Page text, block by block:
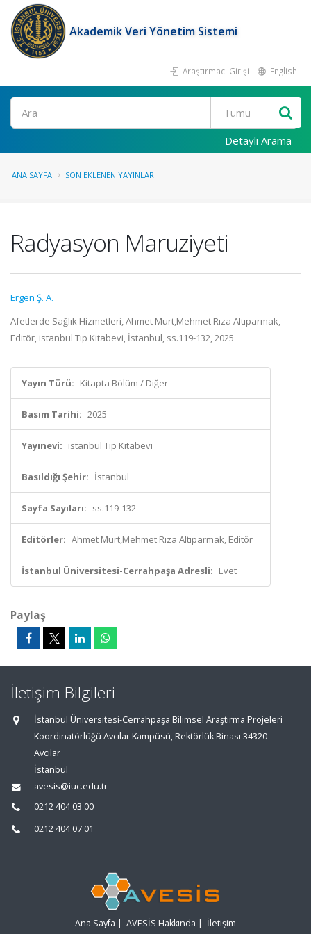
Akademik Veri Yönetim Sistemi
Araştırmacı Girişi English
Ara
Detaylı Arama
ANA SAYFA SON EKLENEN YAYINLAR
Radyasyon Maruziyeti
Ergen Ş. A.
Afetlerde Sağlık Hizmetleri, Ahmet Murt,Mehmet Rıza Altıparmak,
Editör, istanbul Tıp Kitabevi, İstanbul, ss.119-132, 2025
Yayın Türü: Kitapta Bölüm / Diğer
Basım Tarihi: 2025
Yayınevi: istanbul Tıp Kitabevi
Basıldığı Şehir: İstanbul
Sayfa Sayıları: ss.119-132
Editörler: Ahmet Murt,Mehmet Rıza Altıparmak, Editör
İstanbul Üniversitesi-Cerrahpaşa Adresli: Evet
Paylaş
İletişim Bilgileri
İstanbul Üniversitesi-Cerrahpaşa Bilimsel Araştırma Projeleri
Koordinatörlüğü Avcılar Kampüsü, Rektörlük Binası 34320
Avcılar
İstanbul
avesis@iuc.edu.tr
0212 404 03 00
0212 404 07 01
Ana Sayfa | AVESİS Hakkında | İletişim